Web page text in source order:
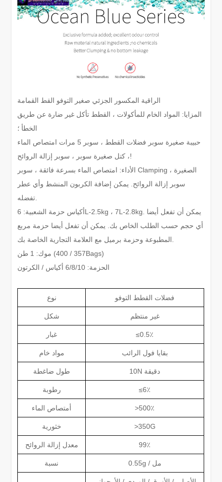
الراقية المكسور الجزئي صغير التوفو القط القمامة
المزايا: المواد الخام للمأكولات ، القطط تأكل غير ضارة عن طريق
الخطأ ؛
حبيبة صغيرة سوبر فضلات القطط ، سوبر 5 مرات امتصاص الماء
، كتل صغيرة سوبر ، سوبر إزالة الروائح!
الأداء: امتصاص الماء بسرعة فائقة ، سوبر Clamping الصغيرة ،
سوبر إزالة الروائح. يمكن إضافة الكربون المنشط وأي عطر
أكياس حزمة الشعبية: 6L-2.5kg ، 7L-2.8kg. يمكن أن تفعل أيضا
أي حجم حسب الطلب الخاص بك. يمكن أن تفعل أيضا حزمة مربع
موك: 1 طن (357 / 400Bags)
الحزمة: 6/8/10 أكياس / الكرتون
نوع فضلات القطط التوفو
شكل غير منتظم
غبار ≤0.5٪
مواد خام بقايا فول الرائب
طول ضاغطة 10N دقيقة
رطوبة ≤6٪
أمتصاص الماء >500٪
خثورية >350G
معدل إزالة الروائح 99٪
نسبة 0.55g / مل